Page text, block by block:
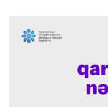
İngiltərə P.L.
Arteta